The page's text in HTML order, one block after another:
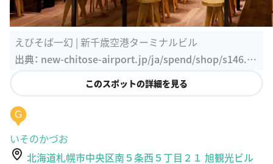
えびそば一幻 | 新千歳空港ターミナルビル
出典：new-chitose-airport.jp/ja/spend/shop/s146.ht
ml
このスポットの詳細を見る
いそのかづお
1F